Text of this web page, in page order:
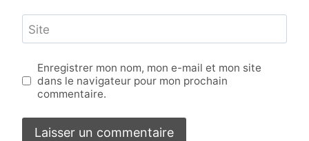
Site
Enregistrer mon nom, mon e-mail et mon site
dans le navigateur pour mon prochain
commentaire.